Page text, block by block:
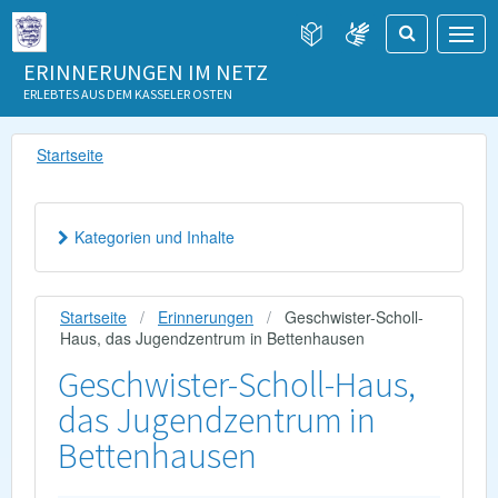
ERINNERUNGEN IM NETZ
ERLEBTES AUS DEM KASSELER OSTEN
Startseite
Startseite Erinnerungen
Geschwister-Scholl-
Haus, das Jugendzentrum in Bettenhausen
Geschwister-Scholl-Haus,
das Jugendzentrum in
Bettenhausen
Kategorien und Inhalte